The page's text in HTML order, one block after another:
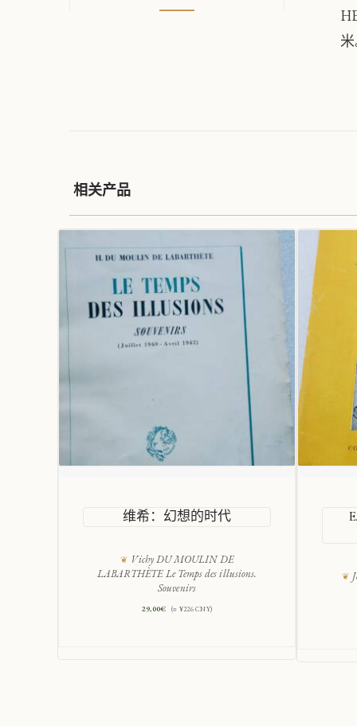
相关产品
维希：幻想的时代
Vichy DU MOULIN DE
LABARTHÈTE Le Temps des illusions.
Souvenirs
29,00€ (≈ ¥226 CNY)